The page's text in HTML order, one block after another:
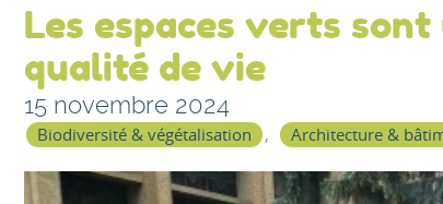
Les espaces verts
qualité de vie
15 novembre 2024
Biodiversité & végétalisation
Architecture &